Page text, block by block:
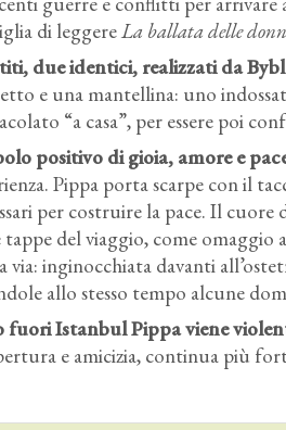
di leggereLa ballata delle
due identici, realizzati da
e una mantellina: uno
“a casa”, per essere poi
positivo di gioia, amore e
Pippa porta scarpe con il
per costruire la pace. Il
tappe del viaggio, come omaggio
via: inginocchiata davanti
allo stesso tempo alcune
fuori Istanbul Pippa viene
e amicizia, continua più